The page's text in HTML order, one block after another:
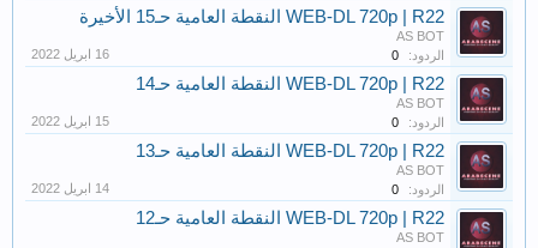
WEB-DL 720p | R22 النقطة العامية حـ15 الأخيرة
AS BOT
الردود:
0
WEB-DL 720p | R22 النقطة العامية حـ14
AS BOT
الردود:
0
WEB-DL 720p | R22 النقطة العامية حـ13
AS BOT
الردود:
0
WEB-DL 720p | R22 النقطة العامية حـ12
AS BOT